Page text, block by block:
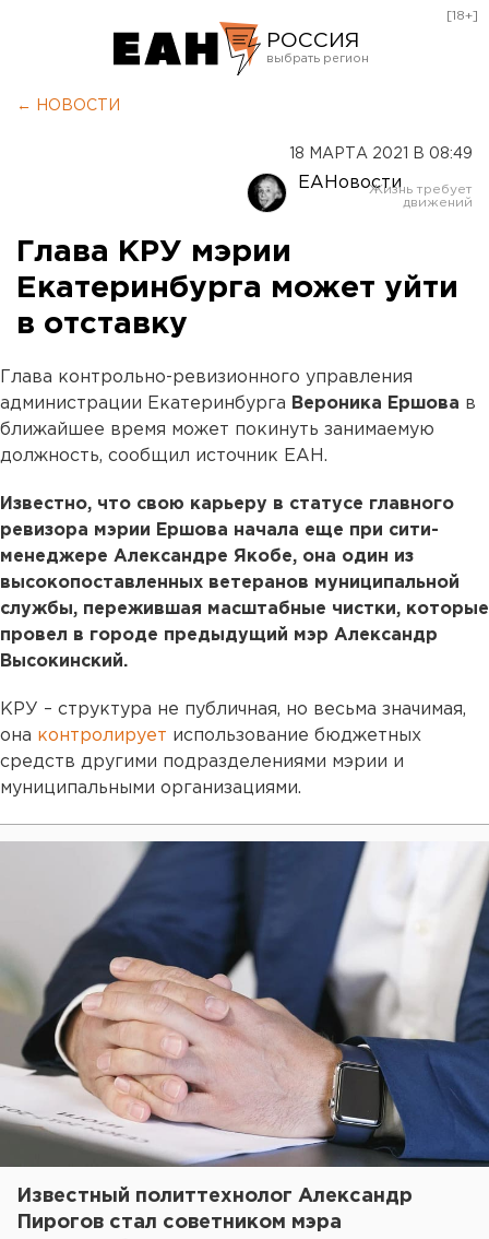
РОССИЯ
Оренбург
[18+]
← НОВОСТИ
18 МАРТА 2021 В 08:49
ЕАНовости
Глава КРУ мэрии
Екатеринбурга может уйти
в отставку
Глава контрольно-ревизионного управления
администрации Екатеринбурга Вероника Ершова в
ближайшее время может покинуть занимаемую
должность, сообщил источник ЕАН.
Известно, что свою карьеру в статусе главного
ревизора мэрии Ершова начала еще при сити-
менеджере Александре Якобе, она один из
высокопоставленных ветеранов муниципальной
службы, пережившая масштабные чистки, которые
провел в городе предыдущий мэр Александр
Высокинский.
КРУ – структура не публичная, но весьма значимая,
она контролирует использование бюджетных
средств другими подразделениями мэрии и
муниципальными организациями.
Известный политтехнолог Александр
Пирогов стал советником мэра